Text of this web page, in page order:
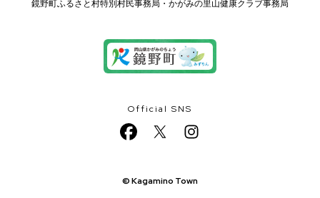
鏡野町ふるさと村特別村民事務局・かがみの里山健康クラブ事務局
Official SNS
© Kagamino Town